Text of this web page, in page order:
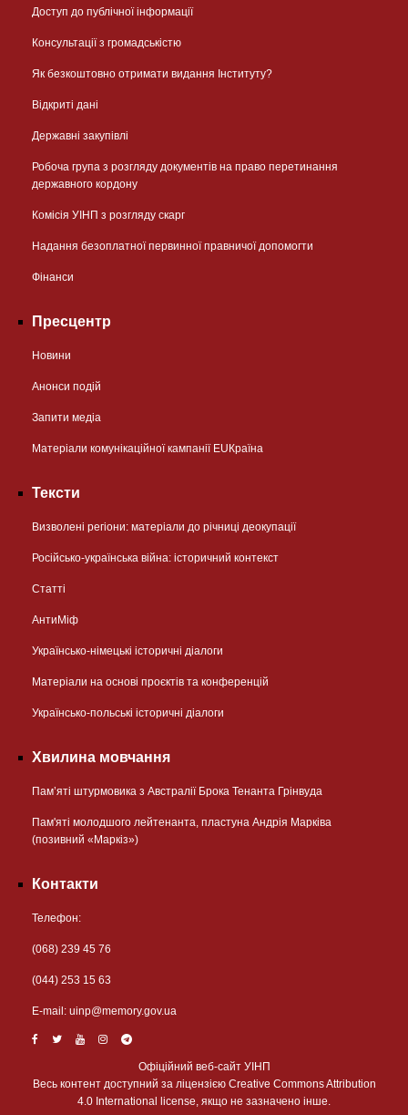
Доступ до публічної інформації
Консультації з громадськістю
Як безкоштовно отримати видання Інституту?
Відкриті дані
Державні закупівлі
Робоча група з розгляду документів на право перетинання
державного кордону
Комісія УІНП з розгляду скарг
Надання безоплатної первинної правничої допомогти
Фінанси
Пресцентр
Новини
Анонси подій
Запити медіа
Матеріали комунікаційної кампанії EUКраїна
Тексти
Визволені регіони: матеріали до річниці деокупації
Російсько-українська війна: історичний контекст
Статті
АнтиМіф
Українсько-німецькі історичні діалоги
Матеріали на основі проєктів та конференцій
Українсько-польські історичні діалоги
Хвилина мовчання
Пам’яті штурмовика з Австралії Брока Тенанта Грінвуда
Пам'яті молодшого лейтенанта, пластуна Андрія Марківа
(позивний «Маркіз»)
Контакти
Телефон:
(068) 239 45 76
(044) 253 15 63
Е-mail: uinp@memory.gov.ua
Офіційний веб-сайт УІНП
Весь контент доступний за ліцензією Creative Commons Attribution
4.0 International license, якщо не зазначено інше.